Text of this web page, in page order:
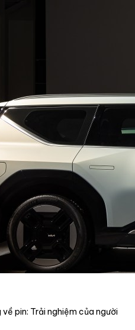
pin: Trải nghiệm của người